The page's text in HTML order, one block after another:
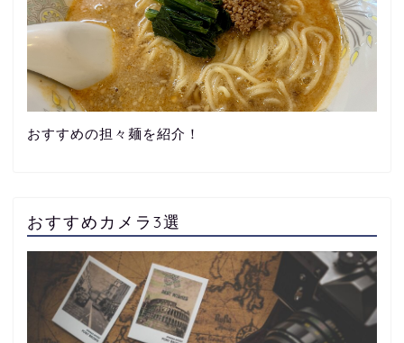
おすすめの担々麺を紹介！
おすすめカメラ3選